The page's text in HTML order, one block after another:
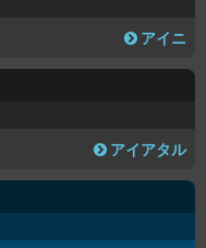
アイニ
アイアタル